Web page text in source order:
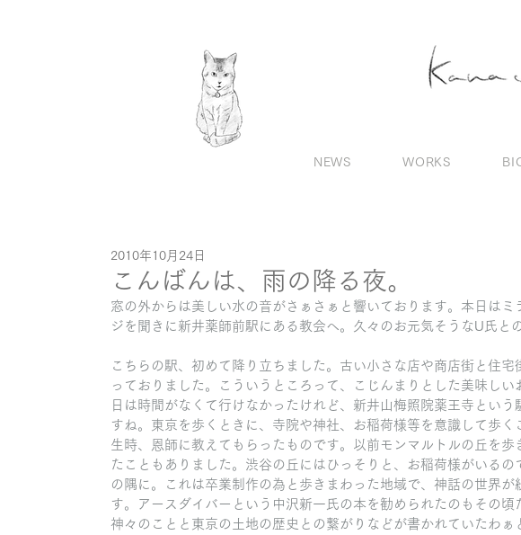
NEWS WORKS
こんばんは、雨の降る夜。
2010年10月24日
窓の外からは美しい水の音がさぁさぁと響いております。本日は
ジを聞きに新井薬師前駅にある教会へ。久々のお元気そうなU氏と
こちらの駅、初めて降り立ちました。古い小さな店や商店街と住
っておりました。こういうところって、こじんまりとした美味し
日は時間がなくて行けなかったけれど、新井山梅照院薬王寺とい
すね。東京を歩くときに、寺院や神社、お稲荷様等を意識して歩
生時、恩師に教えてもらったものです。以前モンマルトルの丘を
たこともありました。渋谷の丘にはひっそりと、お稲荷様がいる
の隅に。これは卒業制作の為と歩きまわった地域で、神話の世界
す。アースダイバーという中沢新一氏の本を勧められたのもその
神々のことと東京の土地の歴史との繋がりなどが書かれていたわ